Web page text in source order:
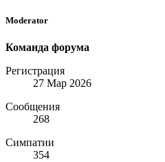
Moderator
Команда форума
Регистрация
27 Мар 2026
Сообщения
268
Симпатии
354